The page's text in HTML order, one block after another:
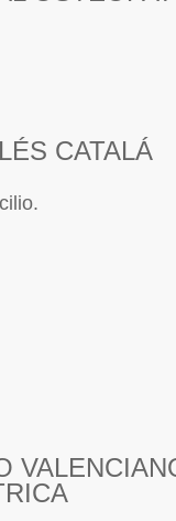
CATALÁ